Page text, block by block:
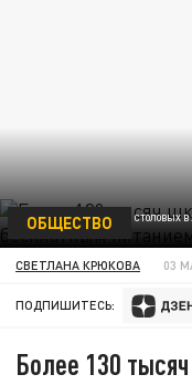
ДЛЯ МОДЕРНИЗАЦИИ СТОЛОВЫХ В
ОБЩЕСТВО
СВЕТЛАНА КРЮКОВА 03
ПОДПИШИТЕСЬ:
Более 130